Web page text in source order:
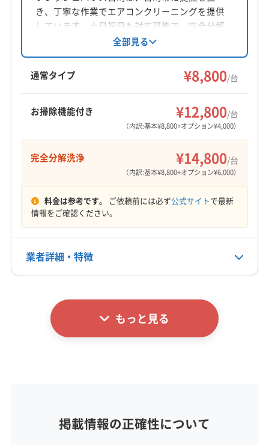
対応地域
えびの市 延岡市
小林市
西都市 都城市 日向市
日南市
児湯郡高鍋町
児湯郡西米良村
西臼杵郡高千穂町
西諸県郡高原町
東臼杵郡椎葉村
東臼杵郡美郷町
北諸県郡三股町
(大分県) 臼杵市
(大分県) 玖珠郡九重町
(大分県) 速見郡日出町
(大分県) 大分市
(大分県) 竹田市
(大分県) 豊後高田市
電話番号
公式HP
き、丁寧な作業でエアコンクリーニングを提供
しています。土日祝日も対応可能で、完全分解
洗浄や防カビ・抗菌コーティングなどのオプシ
ョンも充実。複数台割引も用意されており、快
適な室内空間作りをサポートします。
全部見る
通常タイプ ¥8,800/台
お掃除機能付き ¥12,800/台
（内訳:基本¥8,800+オプション¥4,000）
完全分解洗浄 ¥14,800/台
（内訳:基本¥8,800+オプション¥6,000）
料金は参考です。 ご依頼前には必ず公式サイトで最新
情報をご確認ください。
業者詳細・特徴
基本情報
代表者名
もっと見る
掲載情報の正確性について